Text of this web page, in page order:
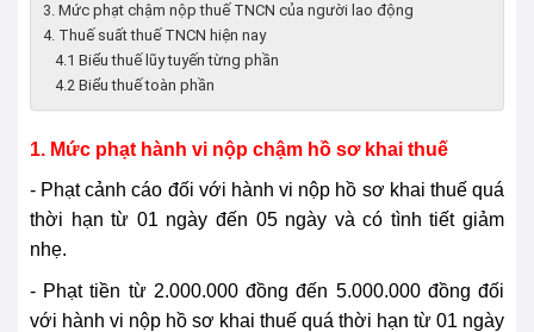
3. Mức phạt chậm nộp thuế TNCN của người lao động
4. Thuế suất thuế TNCN hiện nay
4.1 Biểu thuế lũy tuyến từng phần
4.2 Biểu thuế toàn phần
1. Mức phạt hành vi nộp chậm hồ sơ khai thuế
- Phạt cảnh cáo đối với hành vi nộp hồ sơ khai thuế quá
thời hạn từ 01 ngày đến 05 ngày và có tình tiết giảm
nhẹ.
- Phạt tiền từ 2.000.000 đồng đến 5.000.000 đồng đối
với hành vi nộp hồ sơ khai thuế quá thời hạn từ 01 ngày